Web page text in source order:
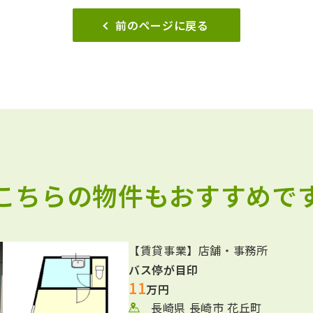
前のページに戻る
ちらの物件もおすすめで
【賃貸事業】店舗・事務所
バス停が目印
11万円
長崎県 長崎市 花丘町